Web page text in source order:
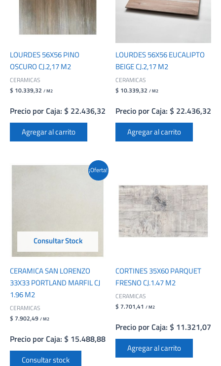
LOURDES 56X56 PINO
OSCURO CJ.2,17 M2
CERAMICAS
$ 10.339,32 / M2
Precio por Caja: $ 22.436,32
Agregar al carrito
LOURDES 56X56 EUCALIPTO
BEIGE CJ.2,17 M2
CERAMICAS
$ 10.339,32 / M2
Precio por Caja: $ 22.436,32
Agregar al carrito
¡Oferta!
Consultar Stock
CERAMICA SAN LORENZO
33X33 PORTLAND MARFIL CJ
1.96 M2
CERAMICAS
$ 7.902,49 / M2
Precio por Caja: $ 15.488,88
Consultar stock
CORTINES 35X60 PARQUET
FRESNO CJ.1.47 M2
CERAMICAS
$ 7.701,41 / M2
Precio por Caja: $ 11.321,07
Agregar al carrito